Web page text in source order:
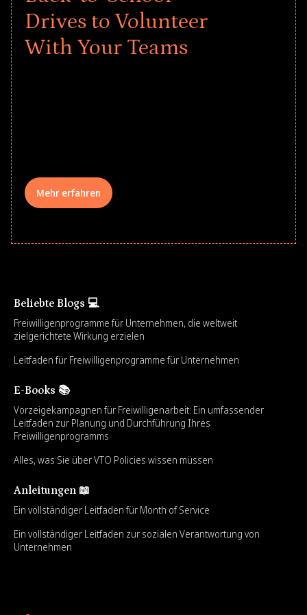
Drives to Volunteer
With Your Teams
Mehr erfahren
Beliebte Blogs 💻
Freiwilligenprogramme für Unternehmen, die weltweit
zielgerichtete Wirkung erzielen
Leitfaden für Freiwilligenprogramme für Unternehmen
E-Books 📚
Vorzeigekampagnen für Freiwilligenarbeit: Ein umfassender
Leitfaden zur Planung und Durchführung Ihres
Freiwilligenprogramms
Alles, was Sie über VTO Policies wissen müssen
Anleitungen 📖
Ein vollständiger Leitfaden für Month of Service
Ein vollständiger Leitfaden zur sozialen Verantwortung von
Unternehmen